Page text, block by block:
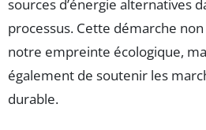
sources d’énergie alternatives
processus. Cette démarche
notre empreinte écologique,
également de soutenir les
durable.